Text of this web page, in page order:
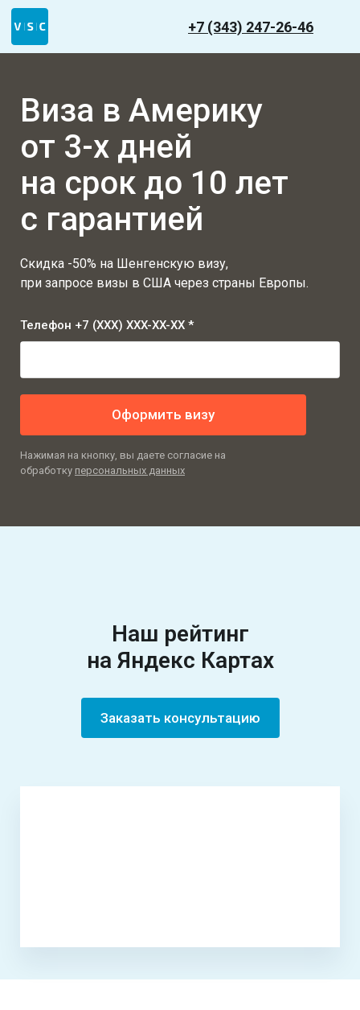
+7 (343) 247-26-46
Виза в Америку
от 3-х дней
на срок до 10 лет
с гарантией
Скидка -50% на Шенгенскую визу,
при запросе визы в США через страны Европы.
Телефон +7 (XXX) XXX-XX-XX *
Оформить визу
Нажимая на кнопку, вы даете согласие на
обработку персональных данных
Наш рейтинг
на Яндекс Картах
Заказать консультацию